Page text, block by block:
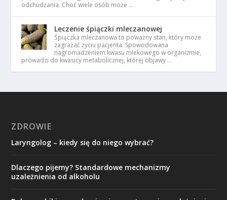
odchudzania. Choć wiele osób może …
Leczenie śpiączki mleczanowej
Śpiączka mleczanowa to poważny stan, który może
zagrażać życiu pacjenta. Spowodowana
nagromadzeniem kwasu mlekowego w organizmie,
prowadzi do kwasicy metabolicznej, której objawy …
ZDROWIE
Laryngolog – kiedy się do niego wybrać?
Dlaczego pijemy? Standardowe mechanizmy
uzależnienia od alkoholu